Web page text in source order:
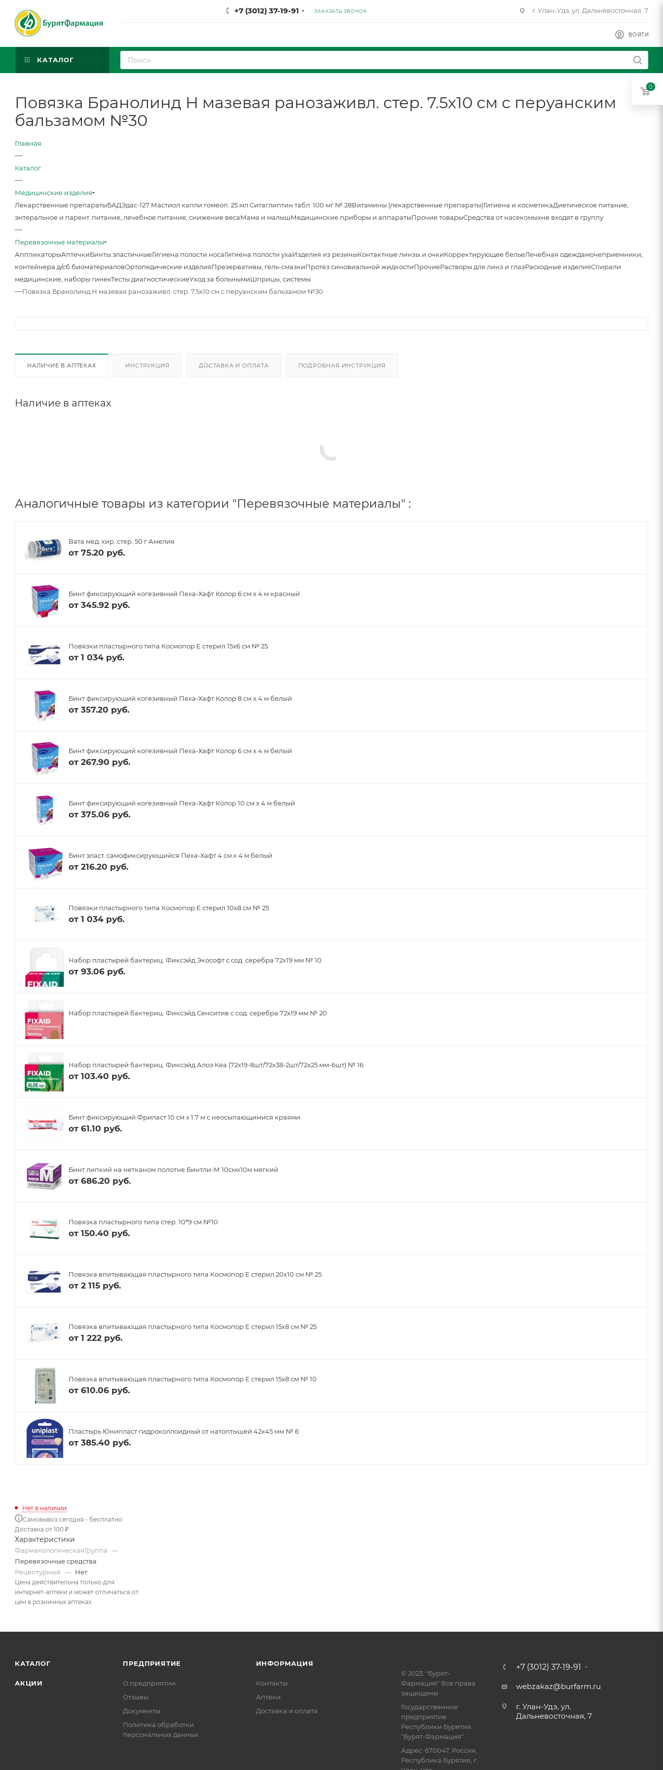
+7 (3012) 37-19-91 ЗАКАЗАТЬ ЗВОНОК г. Улан-Удэ, ул. Дальневосточная, 7
ВОЙТИ
КАТАЛОГ
Повязка Бранолинд Н мазевая ранозаживл. cтер. 7.5х10 см с перуанским
бальзамом №30
Главная
—
Каталог
—
Медицинские изделия
Лекарственные препаратыБАДЭдас-127 Мастиол капли гомеоп. 25 мл Ситаглиптин табл. 100 мг № 28Витамины (лекарственные препараты)Гигиена и косметикаДиетическое питание,
энтеральное и парент. питание, лечебное питание, снижение весаМама и малышМедицинские приборы и аппаратыПрочие товарыСредства от насекомыхне входят в группу
—
Перевязочные материалы
АппликаторыАптечкиБинты эластичныеГигиена полости носаГигиена полости ухаИзделия из резиныКонтактные линзы и очкиКорректирующее бельеЛечебная одеждамочеприемники,
контейнера д/сб.биоматериаловОртопедические изделияПрезервативы, гель-смазкиПротез синовиальной жидкостиПрочиеРастворы для линз и глазРасходные изделияСпирали
медицинские, наборы гинекТесты диагностическиеУход за больнымиШприцы, системы
—Повязка Бранолинд Н мазевая ранозаживл. cтер. 7.5х10 см с перуанским бальзамом №30
НАЛИЧИЕ В АПТЕКАХ ИНСТРУКЦИЯ ДОСТАВКА И ОПЛАТА ПОДРОБНАЯ ИНСТРУКЦИЯ
Наличие в аптеках
Аналогичные товары из категории "Перевязочные материалы" :
Вата мед. хир. стер. 50 г Амелия
от 75.20 руб.
Бинт фиксирующий когезивный Пеха-Хафт Колор 6 см х 4 м красный
от 345.92 руб.
Повязки пластырного типа Космопор Е стерил 15х6 см № 25
от 1 034 руб.
Бинт фиксирующий когезивный Пеха-Хафт Колор 8 см х 4 м белый
от 357.20 руб.
Бинт фиксирующий когезивный Пеха-Хафт Колор 6 см х 4 м белый
от 267.90 руб.
Бинт фиксирующий когезивный Пеха-Хафт Колор 10 см х 4 м белый
от 375.06 руб.
Бинт эласт. самофиксирующийся Пеха-Хафт 4 см х 4 м белый
от 216.20 руб.
Повязки пластырного типа Космопор Е стерил 10х8 см № 25
от 1 034 руб.
Набор пластырей бактериц. Фиксэйд Экософт с сод. серебра 72х19 мм № 10
от 93.06 руб.
Набор пластырей бактериц. Фиксэйд Сенситив с сод. серебра 72х19 мм № 20
Набор пластырей бактериц. Фиксэйд Алоэ Кеа (72х19-8шт/72х38-2шт/72х25 мм-6шт) № 16
от 103.40 руб.
Бинт фиксирующий Фриласт 10 см х 1.7 м с неосыпающимися краями
от 61.10 руб.
Бинт липкий на нетканом полотне Бинтли-М 10смх10м мягкий
от 686.20 руб.
Повязка пластырного типа стер. 10*9 см №10
от 150.40 руб.
Повязка впитывающая пластырного типа Космопор Е стерил 20х10 см № 25
от 2 115 руб.
Повязка впитывающая пластырного типа Космопор Е стерил 15х8 см № 25
от 1 222 руб.
Повязка впитывающая пластырного типа Космопор Е стерил 15х8 см № 10
от 610.06 руб.
Пластырь Юнипласт гидроколлоидный от натоптышей 42х45 мм № 6
от 385.40 руб.
Нет в наличии
Самовывоз сегодня - бесплатно
Доставка от 100 ₽
Характеристики
ФармакологическаяГруппа —
Перевязочные средства
Рецептурный — Нет
Цена действительна только для
интернет-аптеки и может отличаться от
цен в розничных аптеках
КАТАЛОГ
АКЦИИ
ПРЕДПРИЯТИЕ
О предприятии
Отзывы
Документы
Политика обработки
персональных данных
ИНФОРМАЦИЯ
Контакты
Аптеки
Доставка и оплата
© 2023. "Бурят-
Фармация" Все права
защищены
Государственное
предприятие
Республики Бурятия
"Бурят-Фармация"
Адрес: 670047, Россия,
Республика Бурятия, г.
+7 (3012) 37-19-91
webzakaz@burfarm.ru
г. Улан-Удэ, ул.
Дальневосточная, 7
0